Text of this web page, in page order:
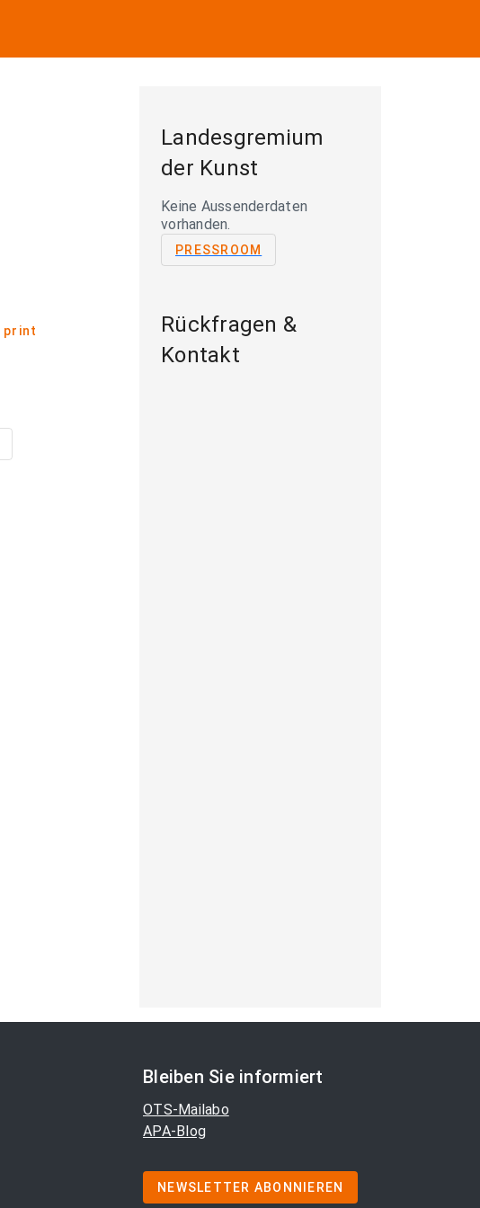
print
Landesgremium
der Kunst
Keine Aussenderdaten
vorhanden.
PRESSROOM
Rückfragen &
Kontakt
Bleiben Sie informiert
OTS-Mailabo
APA-Blog
NEWSLETTER ABONNIEREN